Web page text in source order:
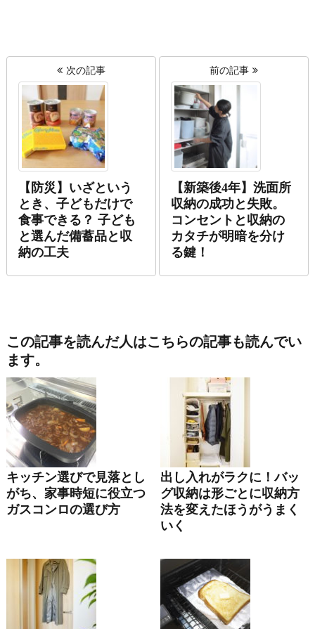
次の記事
【防災】いざという
とき、子どもだけで
食事できる？ 子ども
と選んだ備蓄品と収
納の工夫
前の記事
【新築後4年】洗面所
収納の成功と失敗。
コンセントと収納の
カタチが明暗を分け
る鍵！
この記事を読んだ人はこちらの記事も読んでい
ます。
キッチン選びで見落とし
がち、家事時短に役立つ
ガスコンロの選び方
出し入れがラクに！バッ
グ収納は形ごとに収納方
法を変えたほうがうまく
いく